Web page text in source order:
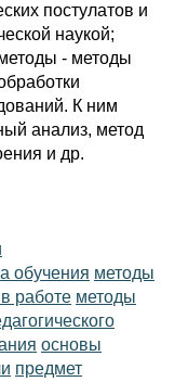
постулатов и
наукой;
- методы
К ним
анализ, метод
и др.
обучения методы
работе методы
основы
предмет